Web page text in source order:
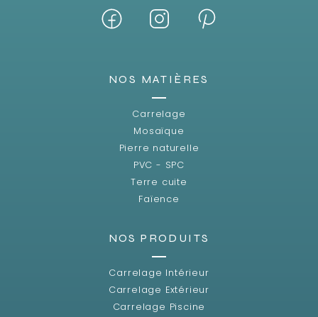
NOS MATIÈRES
Carrelage
Mosaïque
Pierre naturelle
PVC - SPC
Terre cuite
Faïence
NOS PRODUITS
Carrelage Intérieur
Carrelage Extérieur
Carrelage Piscine